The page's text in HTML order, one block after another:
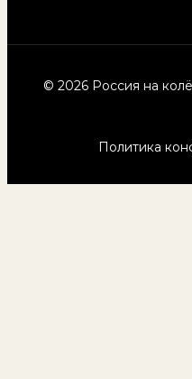
© 2026 Россия на
Политика